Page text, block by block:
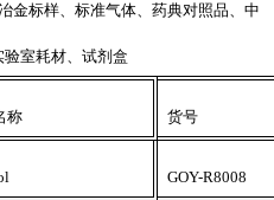
金标样、标准气体、药典对照品、中
室耗材、试剂盒
称 货号
GOY-R8008